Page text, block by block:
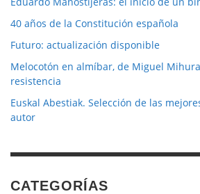
40 años de la Constitución española
Futuro: actualización disponible
Melocotón en almíbar, de Miguel
resistencia
Euskal Abestiak. Selección de las
autor
CATEGORÍAS